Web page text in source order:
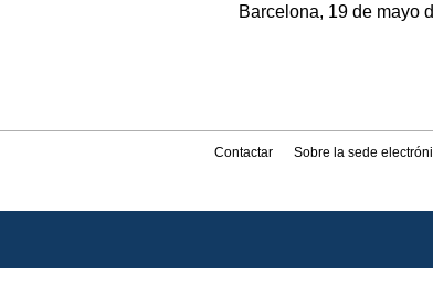
Barcelona, 19 de mayo
Contactar Sobre la sede